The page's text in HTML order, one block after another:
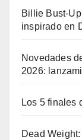
Billie Bust-
inspirado en
Novedades
2026:
Los 5 finales
Dead